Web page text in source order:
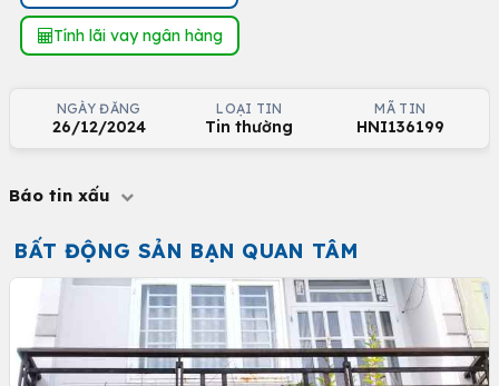
Tính lãi vay ngân hàng
NGÀY ĐĂNG
26/12/2024
LOẠI TIN
Tin thường
MÃ TIN
HNI136199
Báo tin xấu
BẤT ĐỘNG SẢN BẠN QUAN TÂM